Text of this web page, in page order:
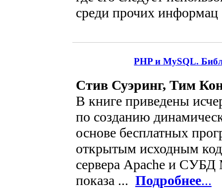
среди прочих
PHP и MySQL.
Стив Суэринг, Тим
В книге приведены
по созданию
основе бесплатных
открытым исходным
сервера Apache и СУБД
показа ... Подробнее...